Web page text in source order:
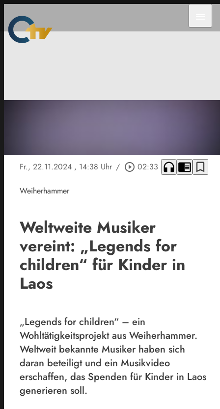
Fr., 22.11.2024 , 14:38 Uhr / play_circle_outline 02:33 headphones chrome_reader_mode bookmark_border
Weiherhammer
Weltweite Musiker
vereint: „Legends for
children“ für Kinder in
Laos
„Legends for children“ – ein
Wohltätigkeitsprojekt aus Weiherhammer.
Weltweit bekannte Musiker haben sich
daran beteiligt und ein Musikvideo
erschaffen, das Spenden für Kinder in Laos
generieren soll.